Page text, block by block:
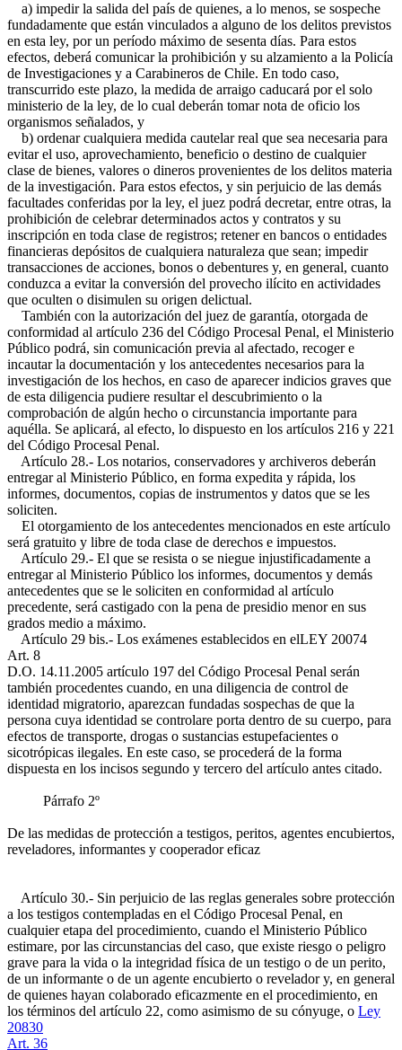
a) impedir la salida del país de quienes, a lo menos, se sospeche
fundadamente que están vinculados a alguno de los delitos previstos
en esta ley, por un período máximo de sesenta días. Para estos
efectos, deberá comunicar la prohibición y su alzamiento a la Policía
de Investigaciones y a Carabineros de Chile. En todo caso,
transcurrido este plazo, la medida de arraigo caducará por el solo
ministerio de la ley, de lo cual deberán tomar nota de oficio los
organismos señalados, y
b) ordenar cualquiera medida cautelar real que sea necesaria para
evitar el uso, aprovechamiento, beneficio o destino de cualquier
clase de bienes, valores o dineros provenientes de los delitos materia
de la investigación. Para estos efectos, y sin perjuicio de las demás
facultades conferidas por la ley, el juez podrá decretar, entre otras, la
prohibición de celebrar determinados actos y contratos y su
inscripción en toda clase de registros; retener en bancos o entidades
financieras depósitos de cualquiera naturaleza que sean; impedir
transacciones de acciones, bonos o debentures y, en general, cuanto
conduzca a evitar la conversión del provecho ilícito en actividades
que oculten o disimulen su origen delictual.
También con la autorización del juez de garantía, otorgada de
conformidad al artículo 236 del Código Procesal Penal, el Ministerio
Público podrá, sin comunicación previa al afectado, recoger e
incautar la documentación y los antecedentes necesarios para la
investigación de los hechos, en caso de aparecer indicios graves que
de esta diligencia pudiere resultar el descubrimiento o la
comprobación de algún hecho o circunstancia importante para
aquélla. Se aplicará, al efecto, lo dispuesto en los artículos 216 y 221
del Código Procesal Penal.
Artículo 28.- Los notarios, conservadores y archiveros deberán
entregar al Ministerio Público, en forma expedita y rápida, los
informes, documentos, copias de instrumentos y datos que se les
soliciten.
El otorgamiento de los antecedentes mencionados en este artículo
será gratuito y libre de toda clase de derechos e impuestos.
Artículo 29.- El que se resista o se niegue injustificadamente a
entregar al Ministerio Público los informes, documentos y demás
antecedentes que se le soliciten en conformidad al artículo
precedente, será castigado con la pena de presidio menor en sus
grados medio a máximo.
Artículo 29 bis.- Los exámenes establecidos en elLEY 20074
Art. 8
D.O. 14.11.2005 artículo 197 del Código Procesal Penal serán
también procedentes cuando, en una diligencia de control de
identidad migratorio, aparezcan fundadas sospechas de que la
persona cuya identidad se controlare porta dentro de su cuerpo, para
efectos de transporte, drogas o sustancias estupefacientes o
sicotrópicas ilegales. En este caso, se procederá de la forma
dispuesta en los incisos segundo y tercero del artículo antes citado.
Párrafo 2º
De las medidas de protección a testigos, peritos, agentes encubiertos,
reveladores, informantes y cooperador eficaz
Artículo 30.- Sin perjuicio de las reglas generales sobre protección
a los testigos contempladas en el Código Procesal Penal, en
cualquier etapa del procedimiento, cuando el Ministerio Público
estimare, por las circunstancias del caso, que existe riesgo o peligro
grave para la vida o la integridad física de un testigo o de un perito,
de un informante o de un agente encubierto o revelador y, en general
de quienes hayan colaborado eficazmente en el procedimiento, en
los términos del artículo 22, como asimismo de su cónyuge, o Ley
20830
Art. 36